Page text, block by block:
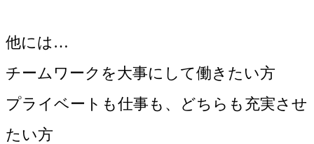
他には…
チームワークを大事にして働きたい方
プライベートも仕事も、どちらも充実させ
たい方